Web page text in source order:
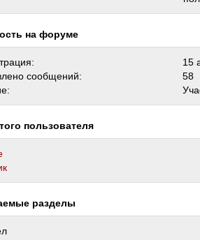
на форуме
15
сообщений:
58
пользователя
разделы